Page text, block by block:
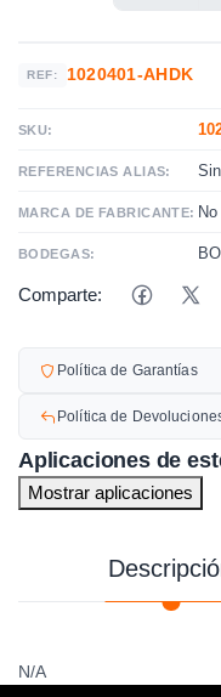
REF: 1020401-AHDK
SKU:
REFERENCIAS ALIAS:
MARCA DE FABRICANTE:
BODEGAS:
Comparte:
Política de Garantías
Política de
Aplicaciones de
Mostrar aplicaciones
N/A